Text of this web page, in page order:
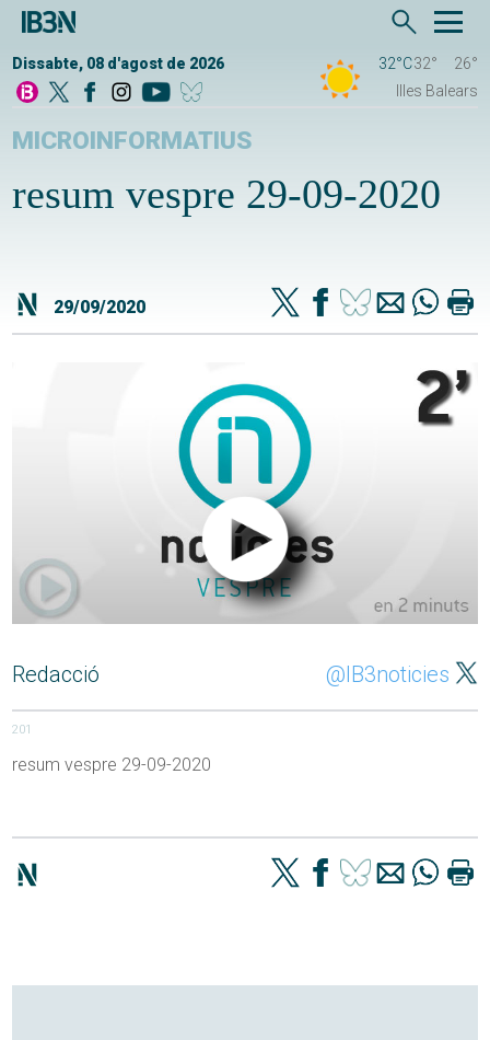
Dissabte, 08 d'agost de 2026 32°C32°
26°
Illes Balears
MICROINFORMATIUS
resum vespre 29-09-2020
29/09/2020
Redacció @IB3noticies
201
resum vespre 29-09-2020